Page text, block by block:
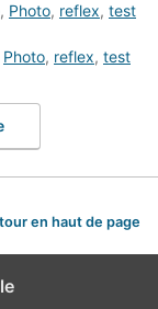
, Photo, reflex, test
Photo, reflex, test
en haut de page